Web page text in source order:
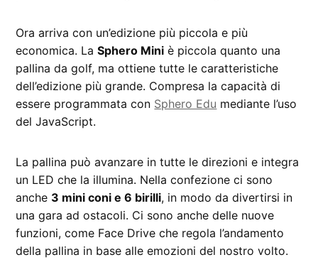
Ora arriva con un’edizione più piccola e più
economica. LaSphero Mini è piccola quanto una
pallina da golf, ma ottiene tutte le caratteristiche
dell’edizione più grande. Compresa la capacità di
essere programmata con Sphero Edu mediante l’uso
del JavaScript.
La pallina può avanzare in tutte le direzioni e integra
un LED che la illumina. Nella confezione ci sono
anche 3 mini coni e 6 birilli, in modo da divertirsi in
una gara ad ostacoli. Ci sono anche delle nuove
funzioni, come Face Drive che regola l’andamento
della pallina in base alle emozioni del nostro volto.